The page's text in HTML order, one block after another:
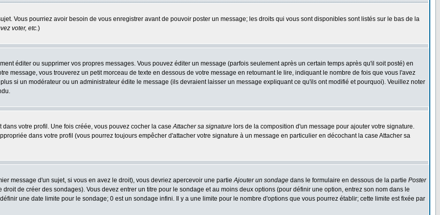
Vous pourriez avoir besoin de vous enregistrer avant de pouvoir poster un message; les droits qui vous sont disponibles sont listés sur le bas de la
voter, etc.)
éditer ou supprimer vos propres messages. Vous pouvez éditer un message (parfois seulement après un certain temps après qu'il soit posté) en
message, vous trouverez un petit morceau de texte en dessous de votre message en retournant le lire, indiquant le nombre de fois que vous l'avez
si un modérateur ou un administrateur édite le message (ils devraient laisser un message expliquant ce qu'ils ont modifié et pourquoi). Veuillez noter
votre profil. Une fois créée, vous pouvez cocher la caseAttacher sa signature lors de la composition d'un message pour ajouter votre signature.
dans votre profil (vous pourrez toujours empêcher d'attacher votre signature à un message en particulier en décochant la case Attacher sa
message d'un sujet, si vous en avez le droit), vous devriez apercevoir une partieAjouter un sondage dans le formulaire en dessous de la partie Poster
de créer des sondages). Vous devez entrer un titre pour le sondage et au moins deux options (pour définir une option, entrez son nom dans le
une date limite pour le sondage; 0 est un sondage infini. Il y a une limite pour le nombre d'options que vous pourrez établir; cette limite est fixée par